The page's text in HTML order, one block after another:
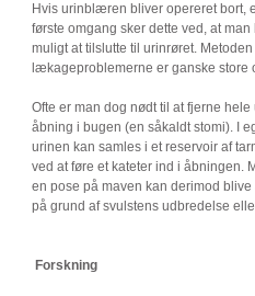
Hvis urinblæren bliver opereret bort,
første omgang sker dette ved, at
muligt at tilslutte til urinrøret.
lækageproblemerne er ganske store
Ofte er man dog nødt til at fjerne
åbning i bugen (en såkaldt stomi). I
urinen kan samles i et reservoir af
ved at føre et kateter ind i åbningen.
en pose på maven kan derimod
på grund af svulstens udbredelse
Forskning